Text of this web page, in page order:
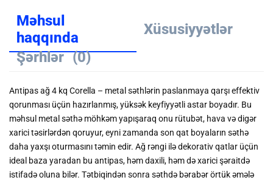
Məhsul
haqqında
Xüsusiyyətlər
Şərhlər (0)
Antipas ağ 4 kq Corella – metal səthlərin paslanmaya qarşı effektiv
qorunması üçün hazırlanmış, yüksək keyfiyyətli astar boyadır. Bu
məhsul metal səthə möhkəm yapışaraq onu rütubət, hava və digər
xarici təsirlərdən qoruyur, eyni zamanda son qat boyaların səthə
daha yaxşı oturmasını təmin edir. Ağ rəngi ilə dekorativ qatlar üçün
ideal baza yaradan bu antipas, həm daxili, həm də xarici şəraitdə
istifadə oluna bilər. Tətbiqindən sonra səthdə bərabər örtük əmələ